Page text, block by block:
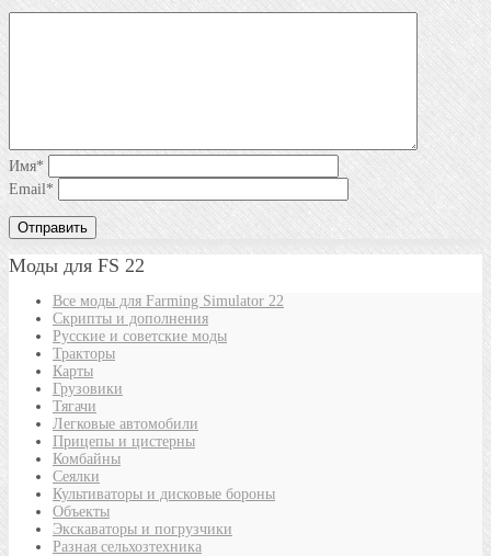
Имя*
Email*
Моды для FS 22
Все моды для Farming Simulator 22
Скрипты и дополнения
Русские и советские моды
Тракторы
Карты
Грузовики
Тягачи
Легковые автомобили
Прицепы и цистерны
Комбайны
Сеялки
Культиваторы и дисковые бороны
Объекты
Экскаваторы и погрузчики
Разная сельхозтехника